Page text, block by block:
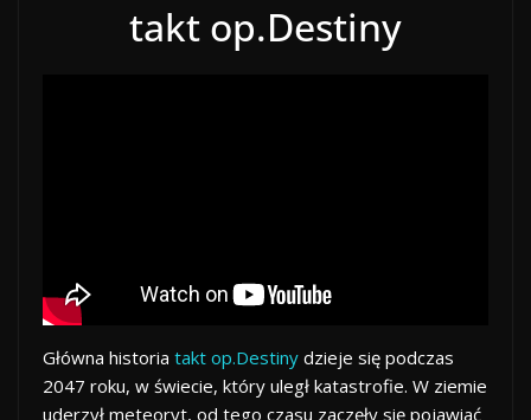
takt op.Destiny
Główna historia takt op.Destiny dzieje się podczas
2047 roku, w świecie, który uległ katastrofie. W ziemie
uderzył meteoryt, od tego czasu zaczęły się pojawiać